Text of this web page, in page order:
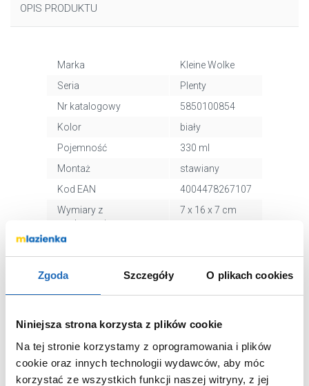
Zgoda Szczegóły O plikach cookies
Niniejsza strona korzysta z plików cookie
Na tej stronie korzystamy z oprogramowania i plików
cookie oraz innych technologii wydawców, aby móc
korzystać ze wszystkich funkcji naszej witryny, z jej
OPIS PRODUKTU
Marka
Kleine Wolke
Seria
Plenty
Nr katalogowy
5850100854
Kolor
biały
Pojemność
330 ml
Montaż
stawiany
Kod EAN
4004478267107
Wymiary z
opakowaniem
7 x 16 x 7 cm
Waga z opakowaniem
KUPOWANE Z